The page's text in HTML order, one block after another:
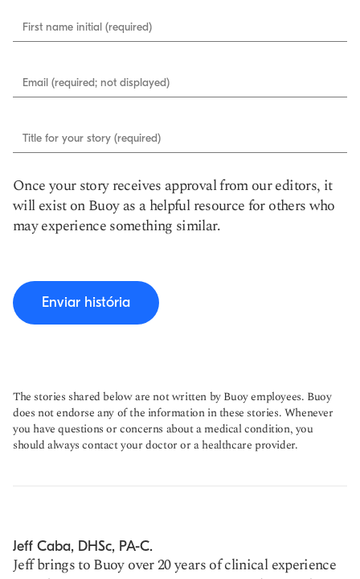
First name initial (required)
Email (required; not displayed)
Title for your story (required)
Once your story receives approval from our editors, it
will exist on Buoy as a helpful resource for others who
may experience something similar.
Enviar história
The stories shared below are not written by Buoy employees. Buoy
does not endorse any of the information in these stories. Whenever
you have questions or concerns about a medical condition, you
should always contact your doctor or a healthcare provider.
Jeff Caba, DHSc, PA-C.
Jeff brings to Buoy over 20 years of clinical experience